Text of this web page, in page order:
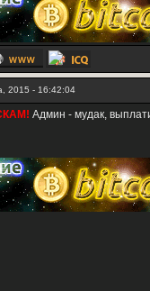
2015 - 16:42:04
Админ - мудак,